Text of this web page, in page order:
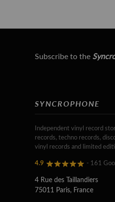
Subscribe to the
SYNCROPHONE
Independent vinyl record
records, techno records,
vinyl records and limited
4.9 - 161
4 Rue des Taillandiers
75011 Paris, France